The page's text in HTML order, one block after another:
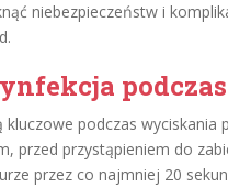
niebezpieczeństw i
kluczowe podczas wyciskania
przed przystąpieniem do
przez co najmniej 20